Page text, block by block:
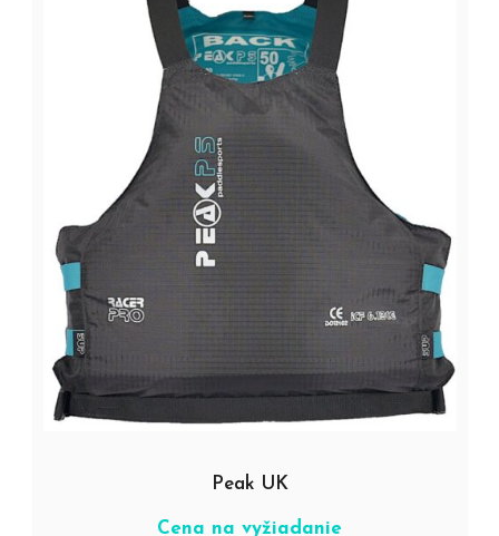
Peak UK
Cena na vyžiadanie